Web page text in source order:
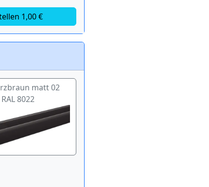
1,00 €
matt 02
RAL 8022